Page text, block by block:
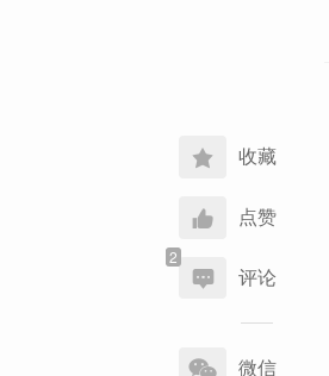
收藏
点赞
评论
享
微信